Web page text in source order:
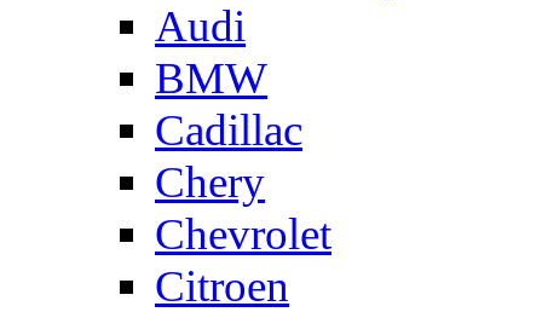
Audi
BMW
Cadillac
Chery
Chevrolet
Citroen